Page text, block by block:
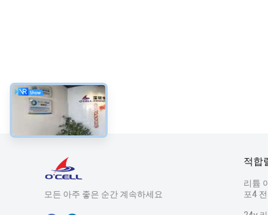
모든 아주 좋은 순간 계속하세요
적합
리튬
포4